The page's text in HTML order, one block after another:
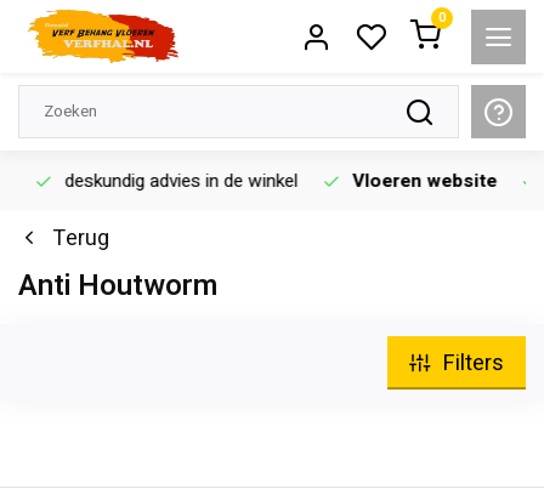
0
deskundig advies in de winkel Vloeren website
Terug
Anti Houtworm
Filters